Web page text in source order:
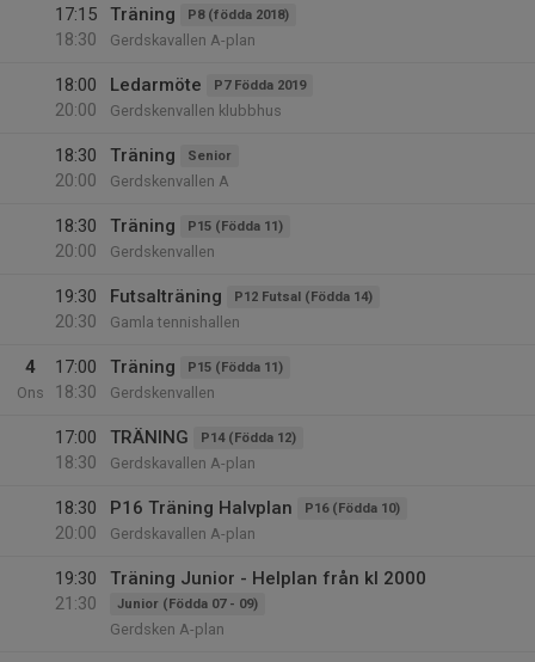
17:15
18:30
Träning P8 (födda 2018)
Gerdskavallen A-plan
18:00
20:00
Ledarmöte P7 Födda 2019
Gerdskenvallen klubbhus
18:30
20:00
Träning Senior
Gerdskenvallen A
18:30
20:00
Träning P15 (Födda 11)
Gerdskenvallen
19:30
20:30
Futsalträning P12 Futsal (Födda 14)
Gamla tennishallen
4
Ons
17:00
18:30
Träning P15 (Födda 11)
Gerdskenvallen
17:00
18:30
TRÄNING P14 (Födda 12)
Gerdskavallen A-plan
18:30
20:00
P16 Träning Halvplan P16 (Födda 10)
Gerdskavallen A-plan
19:30
21:30
Träning Junior - Helplan från kl 2000
Junior (Födda 07 - 09)
Gerdsken A-plan